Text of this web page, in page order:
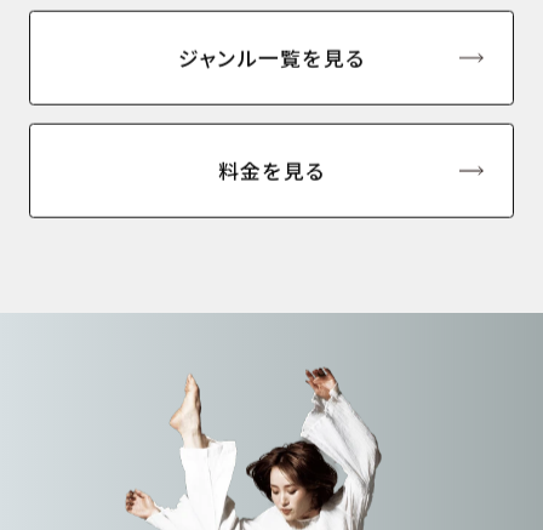
ジャンル一覧を見る
料金を見る